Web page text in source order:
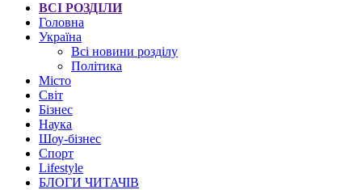
ВСІ РОЗДІЛИ
Головна
Україна
Всі новини розділу
Політика
Місто
Світ
Бізнес
Наука
Шоу-бізнес
Спорт
Lifestyle
БЛОГИ ЧИТАЧІВ